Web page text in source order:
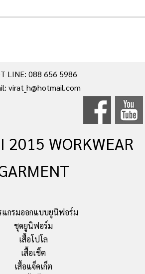
LINE: 088 656 5986
virat_h@hotmail.com
2015 WORKWEAR
แกรมออกแบบยูนิฟอร์ม
ชุดยูนิฟอร์ม
เสื้อโปโล
เสื้อเชิ้ต
เสื้อแจ็คเก็ต